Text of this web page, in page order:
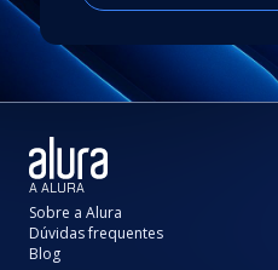
A ALURA
Sobre a Alura
Dúvidas frequentes
Blog